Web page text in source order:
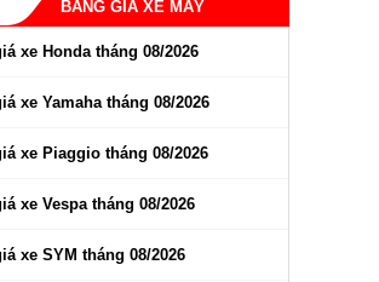
BẢNG GIÁ XE MÁY
xe Honda tháng 08/2026
xe Yamaha tháng 08/2026
xe Piaggio tháng 08/2026
xe Vespa tháng 08/2026
xe SYM tháng 08/2026